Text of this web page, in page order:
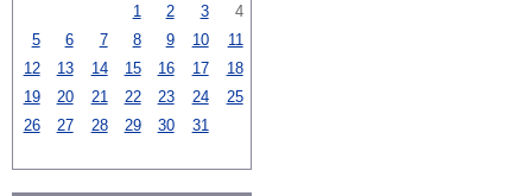
1
2 3
4
5
6 7 8 9 10
11
12
13 14 15 16 17
18
19
20 21 22 23 24
25
26
27 28 29 30 31